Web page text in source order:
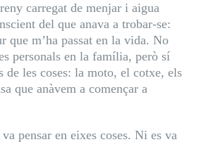
carregat de menjar i aigua
del que anava a trobar-se:
que m’ha passat en la vida. No
personals en la família, però sí
de les coses: la moto, el cotxe, els
que anàvem a començar a
pensar en eixes coses. Ni es va